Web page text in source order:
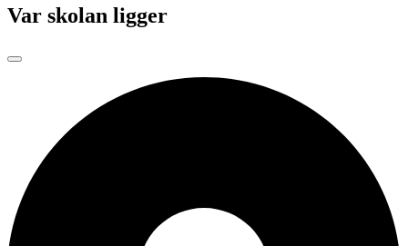
Var skolan ligger